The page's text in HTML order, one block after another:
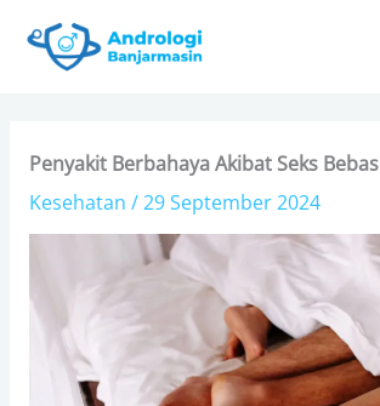
Penyakit Berbahaya Akibat Seks Bebas
Kesehatan /29 September 2024